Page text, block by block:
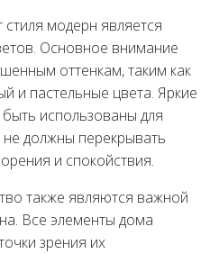
модерн является
Основное внимание
оттенкам, таким как
и пастельные цвета. Яркие
использованы для
не должны перекрывать
и спокойствия.
также являются важной
Все элементы дома
зрения их